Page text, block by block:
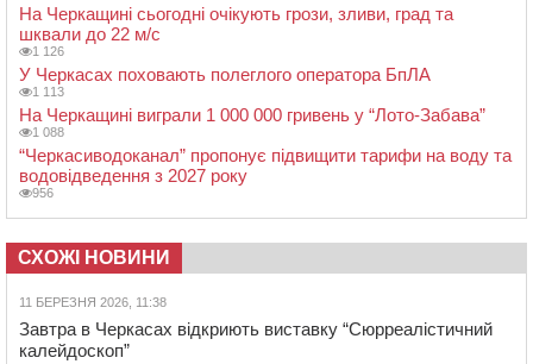
На Черкащині сьогодні очікують грози, зливи, град та
шквали до 22 м/с
1 126
У Черкасах поховають полеглого оператора БпЛА
1 113
На Черкащині виграли 1 000 000 гривень у “Лото-Забава”
1 088
“Черкасиводоканал” пропонує підвищити тарифи на воду та
водовідведення з 2027 року
956
СХОЖІ НОВИНИ
11 БЕРЕЗНЯ 2026, 11:38
Завтра в Черкасах відкриють виставку “Сюрреалістичний
калейдоскоп”